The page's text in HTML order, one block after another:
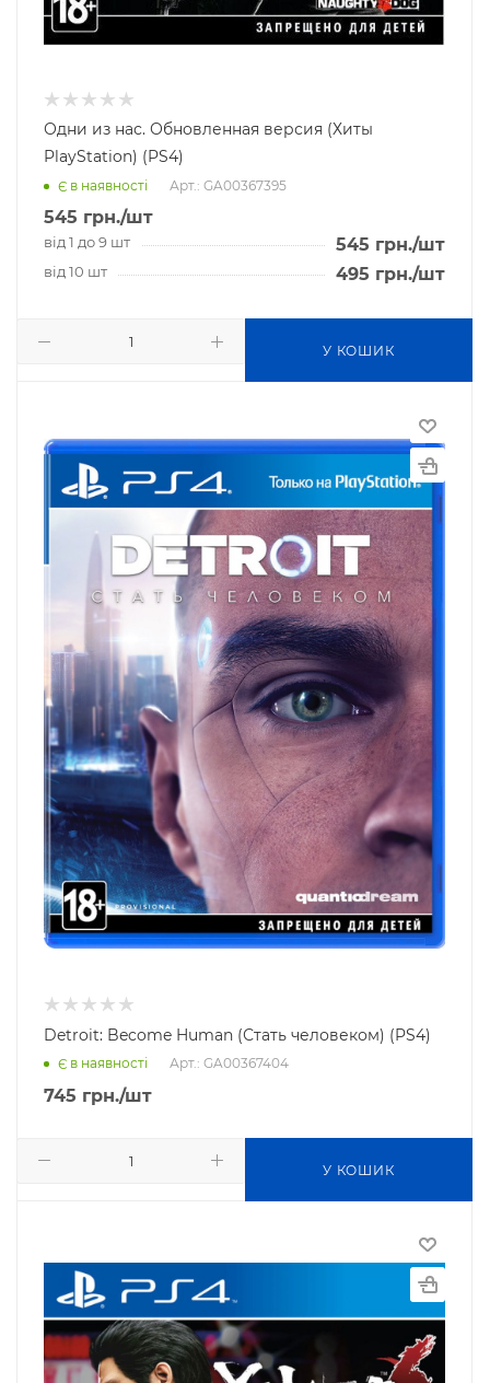
Одни из нас. Обновленная версия (Хиты
PlayStation) (PS4)
Є в наявності Арт.: GA00367395
545 грн./шт
від 1 до 9 шт 545 грн./шт
від 10 шт 495 грн./шт
У КОШИК
Detroit: Become Human (Стать человеком) (PS4)
Є в наявності Арт.: GA00367404
745 грн./шт
У КОШИК